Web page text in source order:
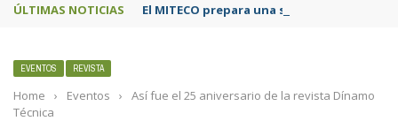
ÚLTIMAS NOTICIAS El MITECO prepara una subasta de 600
EVENTOS REVISTA
Home › Eventos ›
Así fue el 25 aniversario de la revista Dínamo
Técnica